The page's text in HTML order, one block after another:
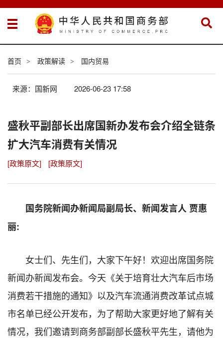
首页 > 政策解读 > 国内贸易
来源：国新网 2026-06-23 17:58
盛秋平副部长出席国新办发布会介绍全链条
扩大汽车消费有关情况
[政策原文] [政策原文]
国务院新闻办新闻局副局长、新闻发言人 贾惠
丽:
女士们、先生们，大家下午好！欢迎出席国务院
新闻办新闻发布会。今天《关于培育壮大汽车后市场
消费若干措施的通知》以及汽车流通消费改革试点城
市名单已经公开发布，为了帮助大家更好地了解有关
情况，我们邀请到商务部副部长盛秋平先生，请他为